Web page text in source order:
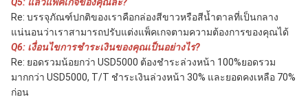
Re: บรรจุภัณฑ์ปกติของเราคือกล่องสีขาวหรือสีน้ำตาลที่เป็นกลาง
แน่นอนว่าเราสามารถปรับแต่งแพ็คเกจตามความต้องการของคุณได้
Q6: เงื่อนไขการชำระเงินของคุณเป็นอย่างไร?
Re: ยอดรวมน้อยกว่า USD5000 ต้องชำระล่วงหน้า 100%ยอดรวม
มากกว่า USD5000, T/T ชำระเงินล่วงหน้า 30% และยอดคงเหลือ 70%
ก่อน